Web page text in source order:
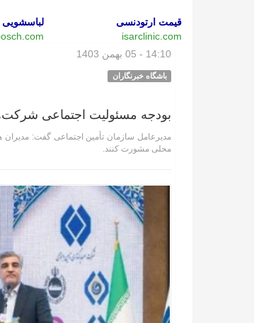
قیمت ارتودنسی
isarclinic.com
14:10 - 05 بهمن 1403
باشگاه خبرنگاران
بودجه مسئولیت اجتماعی
مدیرعامل سازمان تأمین اجتماعی گفت: مدیران
محلی مشورت کنند.